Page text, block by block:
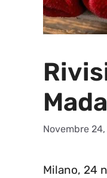
Novembre
Milano, 24